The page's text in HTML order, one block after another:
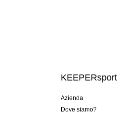
KEEPERsport
Azienda
Dove siamo?